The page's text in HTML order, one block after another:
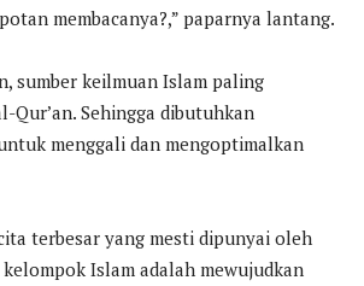
membacanya?,” paparnya lantang.
sumber keilmuan Islam paling
Qur’an. Sehingga dibutuhkan
menggali dan mengoptimalkan
terbesar yang mesti dipunyai oleh
Islam adalah mewujudkan